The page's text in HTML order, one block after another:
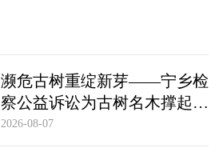
濒危古树重绽新芽——宁乡检
察公益诉讼为古树名木撑起法
治“保护伞”
2026-08-07